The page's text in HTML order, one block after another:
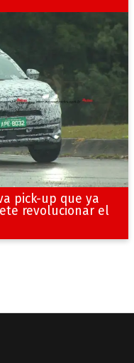
pick-up que ya
revolucionar el